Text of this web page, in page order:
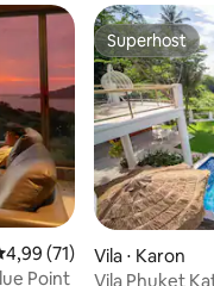
de uma avaliação
4,99 (71)
Point
Superhost
Superhost
Vila ⋅ Karon
Vila Phuket